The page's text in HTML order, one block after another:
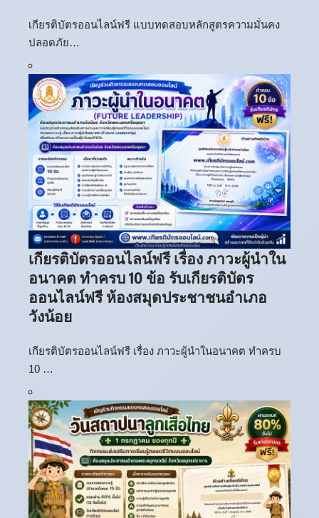
เกียรติบัตรออนไลน์ฟรี แบบทดสอบหลักสูตรความมั่นคง
ปลอดภัย…
เกียรติบัตรออนไลน์ฟรี เรื่อง ภาวะผู้นำใน
อนาคต ทำครบ 10 ข้อ รับเกียรติบัตร
ออนไลน์ฟรี ห้องสมุดประชาชนอำเภอ
วังน้อย
เกียรติบัตรออนไลน์ฟรี เรื่อง ภาวะผู้นำในอนาคต ทำครบ
10 …